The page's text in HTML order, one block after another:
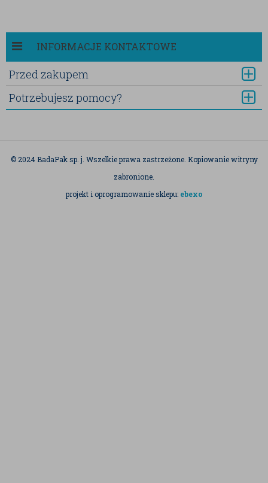
INFORMACJE KONTAKTOWE
Przed zakupem
Potrzebujesz pomocy?
© 2024 BadaPak sp. j. Wszelkie prawa zastrzeżone. Kopiowanie witryny
zabronione.
projekt i oprogramowanie sklepu: ebexo